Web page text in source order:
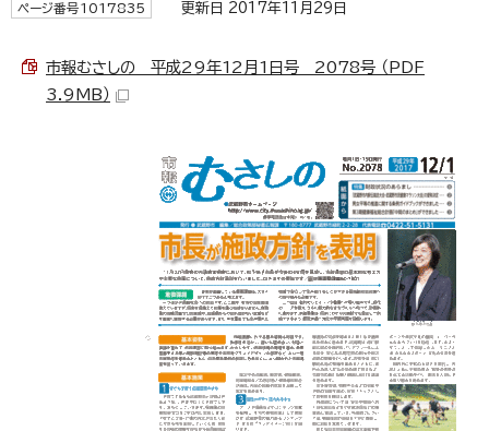
ページ番号1017835 更新日 2017年11月29日
市報むさしの 平成29年12月1日号 2078号 （PDF
3.9MB）